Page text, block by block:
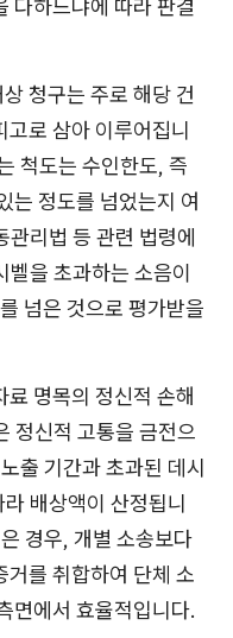
다하느냐에 따라 판결
청구는 주로 해당 건
로 삼아 이루어집니
척도는 수인한도, 즉
는 정도를 넘었는지 여
리법 등 관련 법령에
을 초과하는 소음이
넘은 것으로 평가받을
명목의 정신적 손해
정신적 고통을 금전으
출 기간과 초과된 데시
배상액이 산정됩니
경우, 개별 소송보다
를 취합하여 단체 소
면에서 효율적입니다.